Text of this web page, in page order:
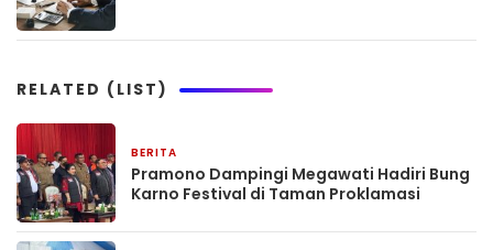
RELATED (LIST)
BERITA
Pramono Dampingi Megawati Hadiri Bung
Karno Festival di Taman Proklamasi